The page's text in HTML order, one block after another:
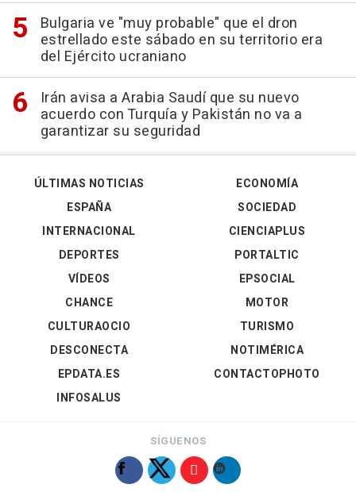
Bulgaria ve "muy probable" que el dron
estrellado este sábado en su territorio era
del Ejército ucraniano
Irán avisa a Arabia Saudí que su nuevo
acuerdo con Turquía y Pakistán no va a
garantizar su seguridad
ÚLTIMAS NOTICIAS
ESPAÑA
INTERNACIONAL
DEPORTES
VÍDEOS
ECONOMÍA
SOCIEDAD
CIENCIAPLUS
PORTALTIC
EPSOCIAL
CHANCE
CULTURAOCIO
DESCONECTA
EPDATA.ES
INFOSALUS
MOTOR
TURISMO
NOTIMÉRICA
CONTACTOPHOTO
SÍGUENOS